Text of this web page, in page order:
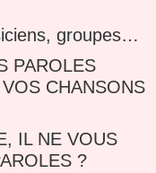
groupes…
PAROLES
CHANSONS
IL NE VOUS
?